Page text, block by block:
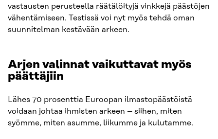
vastausten perusteella räätälöityjä vinkkejä päästöjen
vähentämiseen. Testissä voi nyt myös tehdä oman
suunnitelman kestävään arkeen.
Arjen valinnat vaikuttavat myös
päättäjiin
Lähes 70 prosenttia Euroopan ilmastopäästöistä
voidaan johtaa ihmisten arkeen – siihen, miten
syömme, miten asumme, liikumme ja kulutamme.